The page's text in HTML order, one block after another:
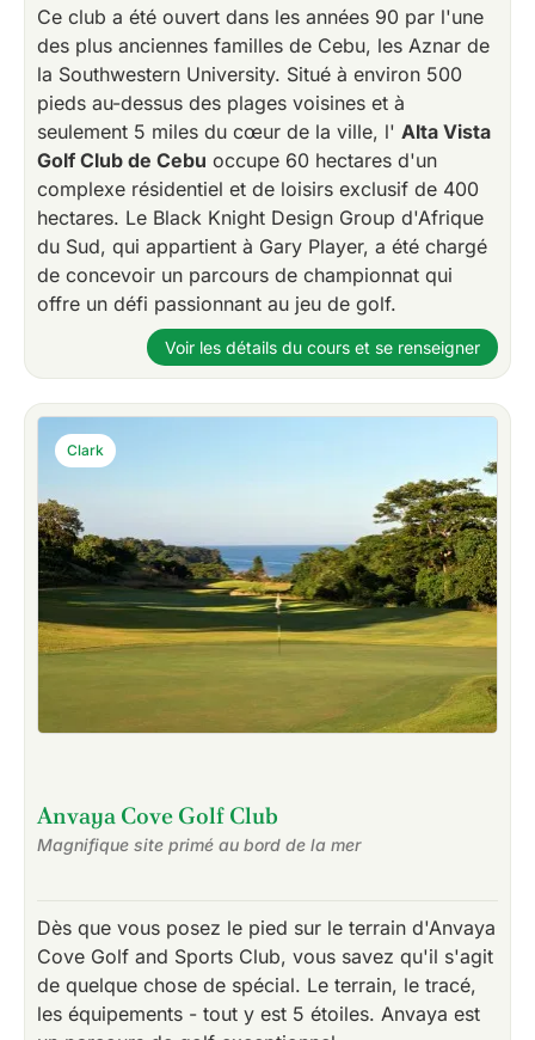
Ce club a été ouvert dans les années 90 par l'une
des plus anciennes familles de Cebu, les Aznar de
la Southwestern University. Situé à environ 500
pieds au-dessus des plages voisines et à
seulement 5 miles du cœur de la ville, l' Alta Vista
Golf Club de Cebu occupe 60 hectares d'un
complexe résidentiel et de loisirs exclusif de 400
hectares. Le Black Knight Design Group d'Afrique
du Sud, qui appartient à Gary Player, a été chargé
de concevoir un parcours de championnat qui
offre un défi passionnant au jeu de golf.
Voir les détails du cours et se renseigner
Anvaya Cove Golf Club
Magnifique site primé au bord de la mer
Dès que vous posez le pied sur le terrain d'Anvaya
Cove Golf and Sports Club, vous savez qu'il s'agit
de quelque chose de spécial. Le terrain, le tracé,
les équipements - tout y est 5 étoiles. Anvaya est
Clark